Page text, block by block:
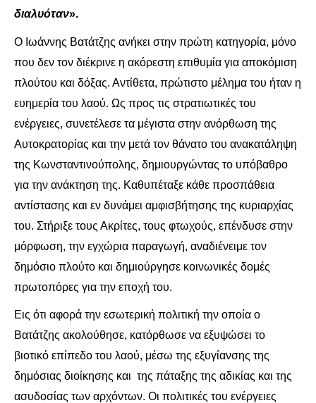
διαλυόταν».
Ο Ιωάννης Βατάτζης ανήκει στην πρώτη κατηγορία, μόνο
που δεν τον διέκρινε η ακόρεστη επιθυμία για αποκόμιση
πλούτου και δόξας. Αντίθετα, πρώτιστο μέλημα του ήταν η
ευημερία του λαού. Ως προς τις στρατιωτικές του
ενέργειες, συνετέλεσε τα μέγιστα στην ανόρθωση της
Αυτοκρατορίας και την μετά τον θάνατο του ανακατάληψη
της Κωνσταντινούπολης, δημιουργώντας το υπόβαθρο
για την ανάκτηση της. Καθυπέταξε κάθε προσπάθεια
αντίστασης και εν δυνάμει αμφισβήτησης της κυριαρχίας
του. Στήριξε τους Ακρίτες, τους φτωχούς, επένδυσε στην
μόρφωση, την εγχώρια παραγωγή, αναδιένειμε τον
δημόσιο πλούτο και δημιούργησε κοινωνικές δομές
πρωτοπόρες για την εποχή του.
Εις ότι αφορά την εσωτερική πολιτική την οποία ο
Βατάτζης ακολούθησε, κατόρθωσε να εξυψώσει το
βιοτικό επίπεδο του λαού, μέσω της εξυγίανσης της
δημόσιας διοίκησης και της πάταξης της αδικίας και της
ασυδοσίας των αρχόντων. Οι πολιτικές του ενέργειες